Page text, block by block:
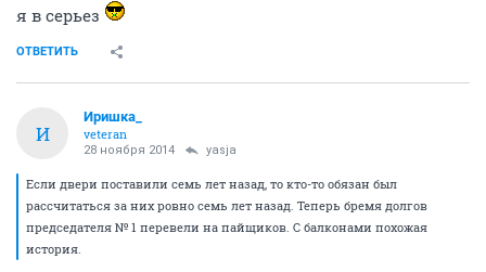
я в серьез
ОТВЕТИТЬ
И
Иришка_
veteran
28 ноября 2014 yasja
Если двери поставили семь лет назад, то кто-то обязан был
рассчитаться за них ровно семь лет назад. Теперь бремя долгов
председателя № 1 перевели на пайщиков. С балконами похожая
история.